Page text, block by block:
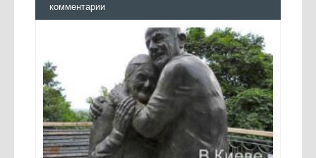
комментарии